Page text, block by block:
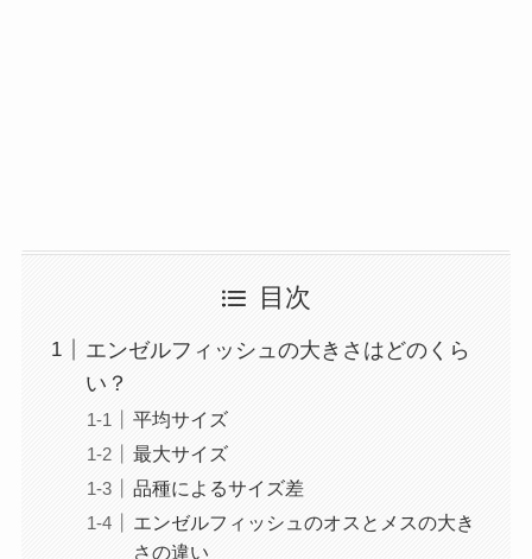
目次
エンゼルフィッシュの大きさはどのくら
い？
平均サイズ
最大サイズ
品種によるサイズ差
エンゼルフィッシュのオスとメスの大き
さの違い